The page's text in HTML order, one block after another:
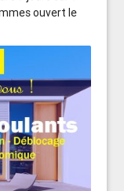
ouvert le